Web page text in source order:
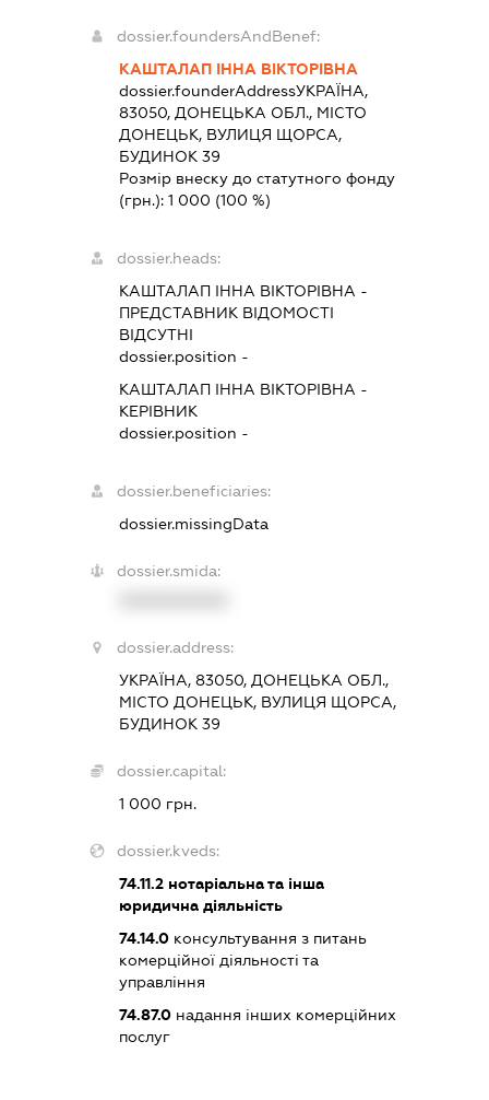
dossier.foundersAndBenef:
КАШТАЛАП ІННА ВІКТОРІВНА
dossier.founderAddressУКРАЇНА,
83050, ДОНЕЦЬКА ОБЛ., МІСТО
ДОНЕЦЬК, ВУЛИЦЯ ЩОРСА,
БУДИНОК 39
Розмір внеску до статутного фонду
(грн.):1 000 (100 %)
dossier.heads:
КАШТАЛАП ІННА ВІКТОРІВНА -
ПРЕДСТАВНИК ВІДОМОСТІ
ВІДСУТНІ
dossier.position -
КАШТАЛАП ІННА ВІКТОРІВНА -
КЕРІВНИК
dossier.position -
dossier.beneficiaries:
dossier.missingData
dossier.smida:
dossier.address:
УКРАЇНА, 83050, ДОНЕЦЬКА ОБЛ.,
МІСТО ДОНЕЦЬК, ВУЛИЦЯ ЩОРСА,
БУДИНОК 39
dossier.capital:
1 000 грн.
dossier.kveds:
74.11.2 нотаріальна та інша
юридична діяльність
74.14.0 консультування з питань
комерційної діяльності та
управління
74.87.0 надання інших комерційних
послуг